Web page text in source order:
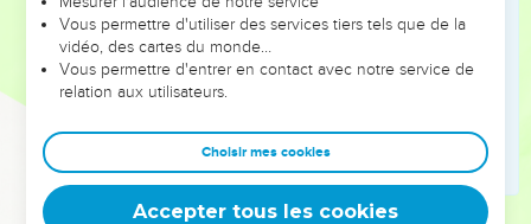
Le sacrifice des méchants est une abomination ; combien
plus s'ils l'apportent avec une méchante intention ?
Le témoin menteur périra ; mais l'homme qui écoute,
parlera avec gain de cause.
L'homme méchant a un air impudent ; mais l'homme juste
dresse ses voies.
Vous permettre d'utiliser des services tiers tels que de la
vidéo, des cartes du monde…
Vous permettre d'entrer en contact avec notre service de
relation aux utilisateurs.
Choisir mes cookies
Accepter tous les cookies